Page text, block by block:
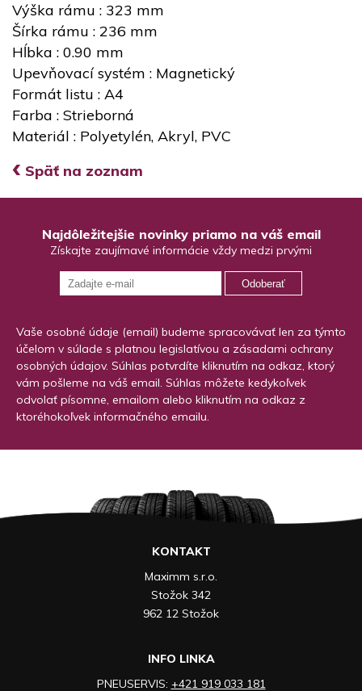
Výška rámu : 323 mm
Šírka rámu : 236 mm
Hĺbka : 0.90 mm
Upevňovací systém : Magnetický
Formát listu : A4
Farba : Strieborná
Materiál : Polyetylén, Akryl, PVC
‹ Späť na zoznam
Najdôležitejšie novinky priamo na váš email
Získajte zaujímavé informácie vždy medzi prvými
Odoberať
Vaše osobné údaje (email) budeme spracovávať len za týmto
účelom v súlade s platnou legislatívou a zásadami ochrany
osobných údajov. Súhlas potvrdíte kliknutím na odkaz, ktorý
vám pošleme na váš email. Súhlas môžete kedykoľvek
odvolať písomne, emailom alebo kliknutím na odkaz z
ktoréhokoľvek informačného emailu.
KONTAKT
Maximm s.r.o.
Stožok 342
962 12 Stožok
INFO LINKA
PNEUSERVIS: +421 919 033 181